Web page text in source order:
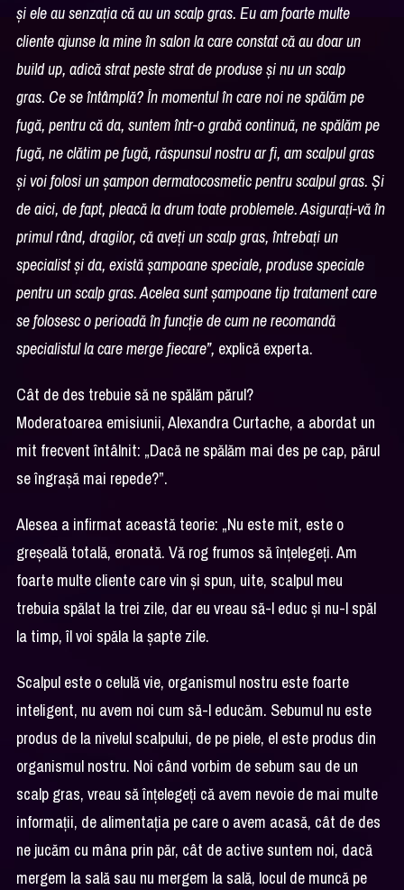
și ele au senzația că au un scalp gras. Eu am foarte multe
cliente ajunse la mine în salon la care constat că au doar un
build up, adică strat peste strat de produse și nu un scalp
gras. Ce se întâmplă? În momentul în care noi ne spălăm pe
fugă, pentru că da, suntem într-o grabă continuă, ne spălăm pe
fugă, ne clătim pe fugă, răspunsul nostru ar fi, am scalpul gras
și voi folosi un șampon dermatocosmetic pentru scalpul gras. Și
de aici, de fapt, pleacă la drum toate problemele. Asigurați-vă în
primul rând, dragilor, că aveți un scalp gras, întrebați un
specialist și da, există șampoane speciale, produse speciale
pentru un scalp gras. Acelea sunt șampoane tip tratament care
se folosesc o perioadă în funcție de cum ne recomandă
specialistul la care merge fiecare”, explică experta.
Cât de des trebuie să ne spălăm părul?
Moderatoarea emisiunii, Alexandra Curtache, a abordat un
mit frecvent întâlnit: „Dacă ne spălăm mai des pe cap, părul
se îngrașă mai repede?”.
Alesea a infirmat această teorie: „Nu este mit, este o
greșeală totală, eronată. Vă rog frumos să înțelegeți. Am
foarte multe cliente care vin și spun, uite, scalpul meu
trebuia spălat la trei zile, dar eu vreau să-l educ și nu-l spăl
la timp, îl voi spăla la șapte zile.
Scalpul este o celulă vie, organismul nostru este foarte
inteligent, nu avem noi cum să-l educăm. Sebumul nu este
produs de la nivelul scalpului, de pe piele, el este produs din
organismul nostru. Noi când vorbim de sebum sau de un
scalp gras, vreau să înțelegeți că avem nevoie de mai multe
informații, de alimentația pe care o avem acasă, cât de des
ne jucăm cu mâna prin păr, cât de active suntem noi, dacă
mergem la sală sau nu mergem la sală, locul de muncă pe